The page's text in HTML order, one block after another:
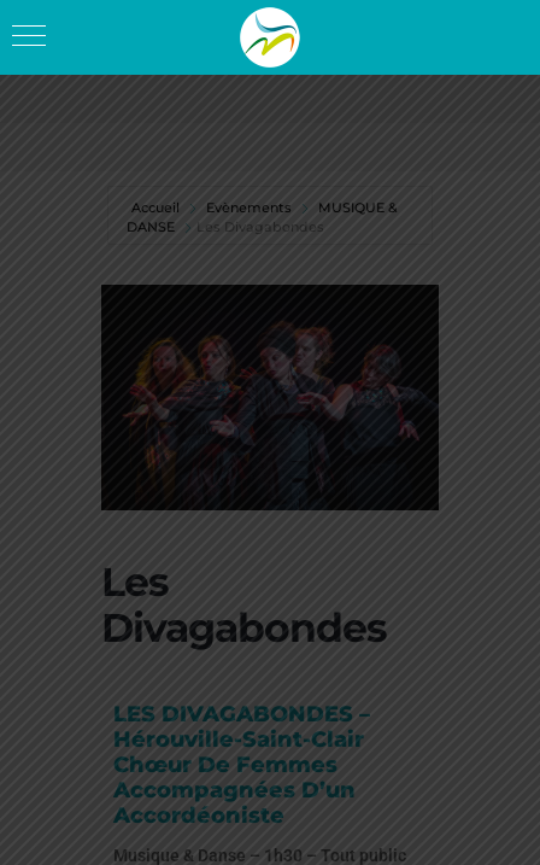
Accueil Evènements
MUSIQUE &
DANSE
Les Divagabondes
Les
Divagabondes
LES DIVAGABONDES –
Hérouville-Saint-Clair
Chœur De Femmes
Accompagnées D’un
Accordéoniste
Musique & Danse – 1h30 – Tout public